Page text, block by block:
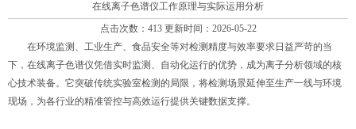
在线离子色谱仪工作原理与实际运用分析
点击次数：413 更新时间：2026-05-22
在环境监测、工业生产、食品安全等对检测精度与效率要求日益严苛的当
下，在线离子色谱仪凭借实时监测、自动化运行的优势，成为离子分析领域的核
心技术装备。它突破传统实验室检测的局限，将检测场景延伸至生产一线与环境
现场，为各行业的精准管控与高效运行提供关键数据支撑。